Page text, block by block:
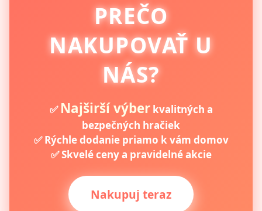
PREČO
NAKUPOVAŤ U
NÁS?
✅ Najširší výberkvalitných a
bezpečných hračiek
✅ Rýchle dodanie priamo k vám domov
✅ Skvelé ceny a pravidelné akcie
Nakupuj teraz